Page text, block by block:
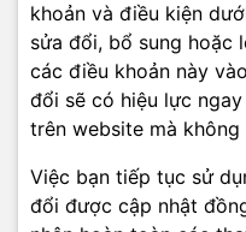
khoản và điều kiện
sửa đổi, bổ sung hoặc
các điều khoản này
đổi sẽ có hiệu lực
trên website mà
Việc bạn tiếp tục sử
đổi được cập nhật